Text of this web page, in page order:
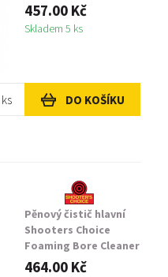
457.00 Kč
Skladem 5 ks
ks DO KOŠÍKU
Pěnový čistič hlavní
Shooters Choice
Foaming Bore Cleaner
3 oz
464.00 Kč